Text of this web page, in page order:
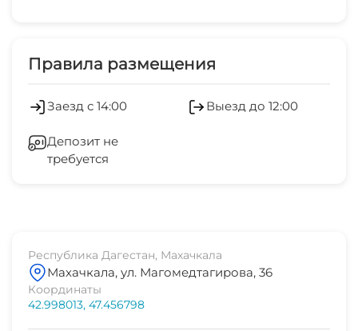
Правила размещения
Заезд с 14:00 Выезд до 12:00
Депозит не
требуется
Республика Дагестан, Махачкала
Махачкала, ул. Магомедтагирова, 36
Координаты
42.998013, 47.456798